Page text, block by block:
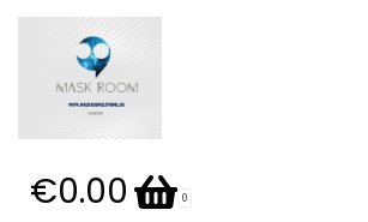
περιεχόμενο
€0.00 0
Καλάθι